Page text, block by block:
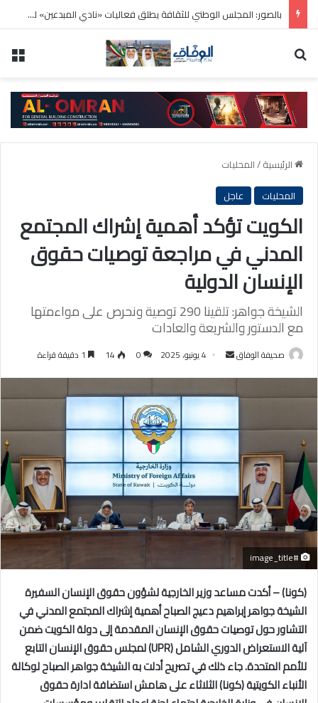
بالصور: المجلس الوطني للثقافة يطلق فعاليات «نادي المبدعين» للأطفال ضمن مهرجان «صيفي ثقافي 18»
الرئيسية/المحليات
المحليات
عاجل
الكويت تؤكد أهمية إشراك المجتمع
المدني في مراجعة توصيات حقوق
الإنسان الدولية
الشيخة جواهر: تلقينا 290 توصية ونحرص على مواءمتها
مع الدستور والشريعة والعادات
صحيفة الوفاق
أرسل 4 يونيو، 2025 0
14
#image_title
(كونا) – أكدت مساعد وزير الخارجية لشؤون حقوق الإنسان السفيرة
الشيخة جواهر إبراهيم دعيج الصباح أهمية إشراك المجتمع المدني في
التشاور حول توصيات حقوق الإنسان المقدمة إلى دولة الكويت ضمن
آلية الاستعراض الدوري الشامل (UPR) لمجلس حقوق الإنسان التابع
للأمم المتحدة.جاء ذلك في تصريح أدلت به الشيخة جواهر الصباح لوكالة
الأنباء الكويتية (كونا) الثلاثاء على هامش استضافة ادارة حقوق